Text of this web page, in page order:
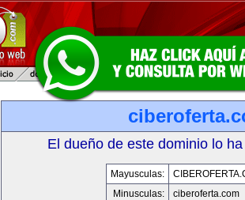
El dueño de este dominio lo
Mayusculas:
Minusculas:
ciberoferta.com